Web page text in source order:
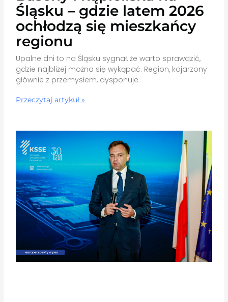
Śląsku – gdzie latem 2026
ochłodzą się mieszkańcy
regionu
Upalne dni to na Śląsku sygnał, że warto sprawdzić,
gdzie najbliżej można się wykąpać. Region, kojarzony
głównie z przemysłem, dysponuje
Przeczytaj artykuł »